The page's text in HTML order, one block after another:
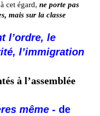
cet égard, ne porte pas
mais sur la classe
l’ordre, le
l’immigration
à l’assemblée
même - de